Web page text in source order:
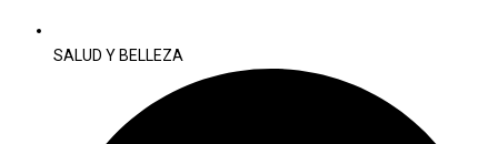
SALUD Y BELLEZA